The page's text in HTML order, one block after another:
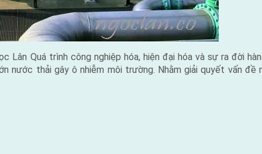
Lân Quá trình công nghiệp hóa, hiện đại hóa và sự ra đời
nước thải gây ô nhiễm môi trường. Nhằm giải quyết vấn đề